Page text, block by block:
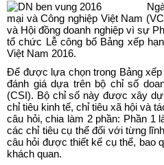
mại và Công nghiệp Việt Nam
và Hội đồng doanh nghiệp vì sự
tổ chức Lễ công bố Bảng xếp
Việt Nam 2016.
Để được lựa chọn trong Bảng
đánh giá dựa trên bộ chỉ số
(CSI). Bộ chỉ số này được xây
chỉ tiêu kinh tế, chỉ tiêu xã hội và
câu hỏi, chia làm 2 phần: Phần 1
các chỉ tiêu cụ thể đối với từng
câu hỏi được thiết kế cụ thể, bao
khách quan.